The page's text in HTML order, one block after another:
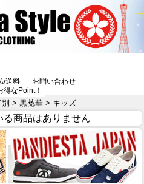
/送料
お問い合わせ
得なPoint！
> 黒菟華 > キッズ
商品はありません